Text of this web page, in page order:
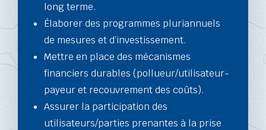
long terme.
Élaborer des programmes pluriannuels
de mesures et d’investissement.
Mettre en place des mécanismes
financiers durables (pollueur/utilisateur-
payeur et recouvrement des coûts).
Assurer la participation des
utilisateurs/parties prenantes à la prise